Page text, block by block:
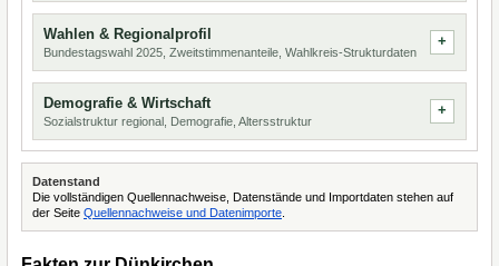
Wahlen & Regionalprofil
Bundestagswahl 2025, Zweitstimmenanteile, Wahlkreis-Strukturdaten
Demografie & Wirtschaft
Sozialstruktur regional, Demografie, Altersstruktur
Datenstand
Die vollständigen Quellennachweise, Datenstände und Importdaten stehen auf
der Seite Quellennachweise und Datenimporte